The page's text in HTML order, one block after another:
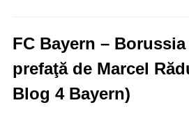
FC Bayern –
prefaţă de Marcel
Blog 4 Bayern)